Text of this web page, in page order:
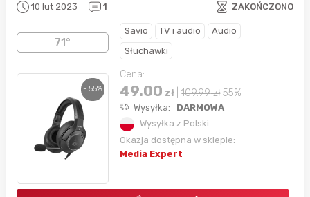
10 lut 2023 1 ZAKOŃCZONO
71°
Savio TV i audio
Audio
Słuchawki
- 55%
Cena:
49.00 zł 109.99zł 55%
Wysyłka:
DARMOWA
Wysyłka z Polski
Okazja dostępna w sklepie:
Media Expert